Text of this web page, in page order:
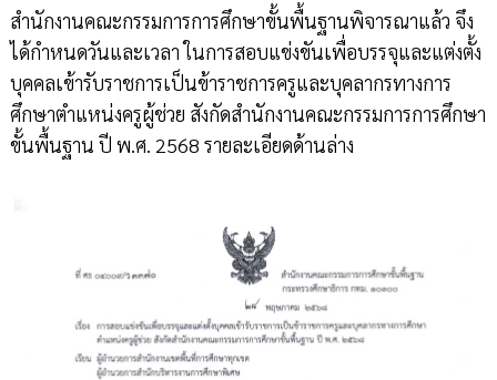
สำนักงานคณะกรรมการการศึกษาขั้นพื้นฐานพิจารณาแล้ว จึง
ได้กำหนดวันและเวลา ในการสอบแข่งขันเพื่อบรรจุและแต่งตั้ง
บุคคลเข้ารับราชการเป็นข้าราชการครูและบุคลากรทางการ
ศึกษาตำแหน่งครูผู้ช่วย สังกัดสำนักงานคณะกรรมการการศึกษา
ขั้นพื้นฐาน ปี พ.ศ. 2568 รายละเอียดด้านล่าง